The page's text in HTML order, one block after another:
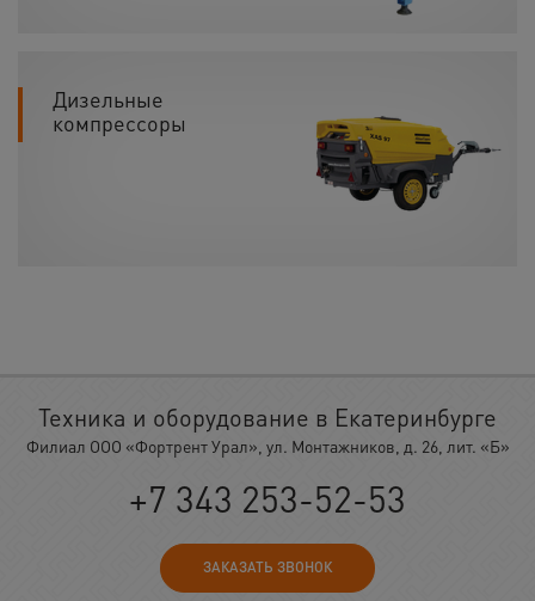
Дизельные
компрессоры
Техника и оборудование в Екатеринбурге
Филиал ООО «Фортрент Урал», ул. Монтажников, д. 26, лит. «Б»
+7 343 253-52-53
ЗАКАЗАТЬ ЗВОНОК